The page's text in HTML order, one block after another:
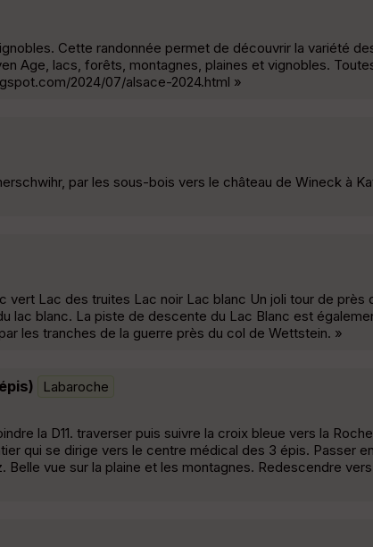
Cette randonnée permet de découvrir la variété
Age, lacs, forêts, montagnes, plaines et vignobles.
2024/07/alsace-2024.html »
par les sous-bois vers le château de Wineck à
vert Lac des truites Lac noir Lac blanc Un joli tour de près
lac blanc. La piste de descente du Lac Blanc est
les tranches de la guerre près du col de Wettstein. »
Labaroche
la D11. traverser puis suivre la croix bleue vers la
qui se dirige vers le centre médical des 3 épis. Passer
Belle vue sur la plaine et les montagnes. Redescendre